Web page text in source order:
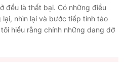
đều là thất bại. Có những điều
nhìn lại và bước tiếp tỉnh táo
hiểu rằng chính những dang dở